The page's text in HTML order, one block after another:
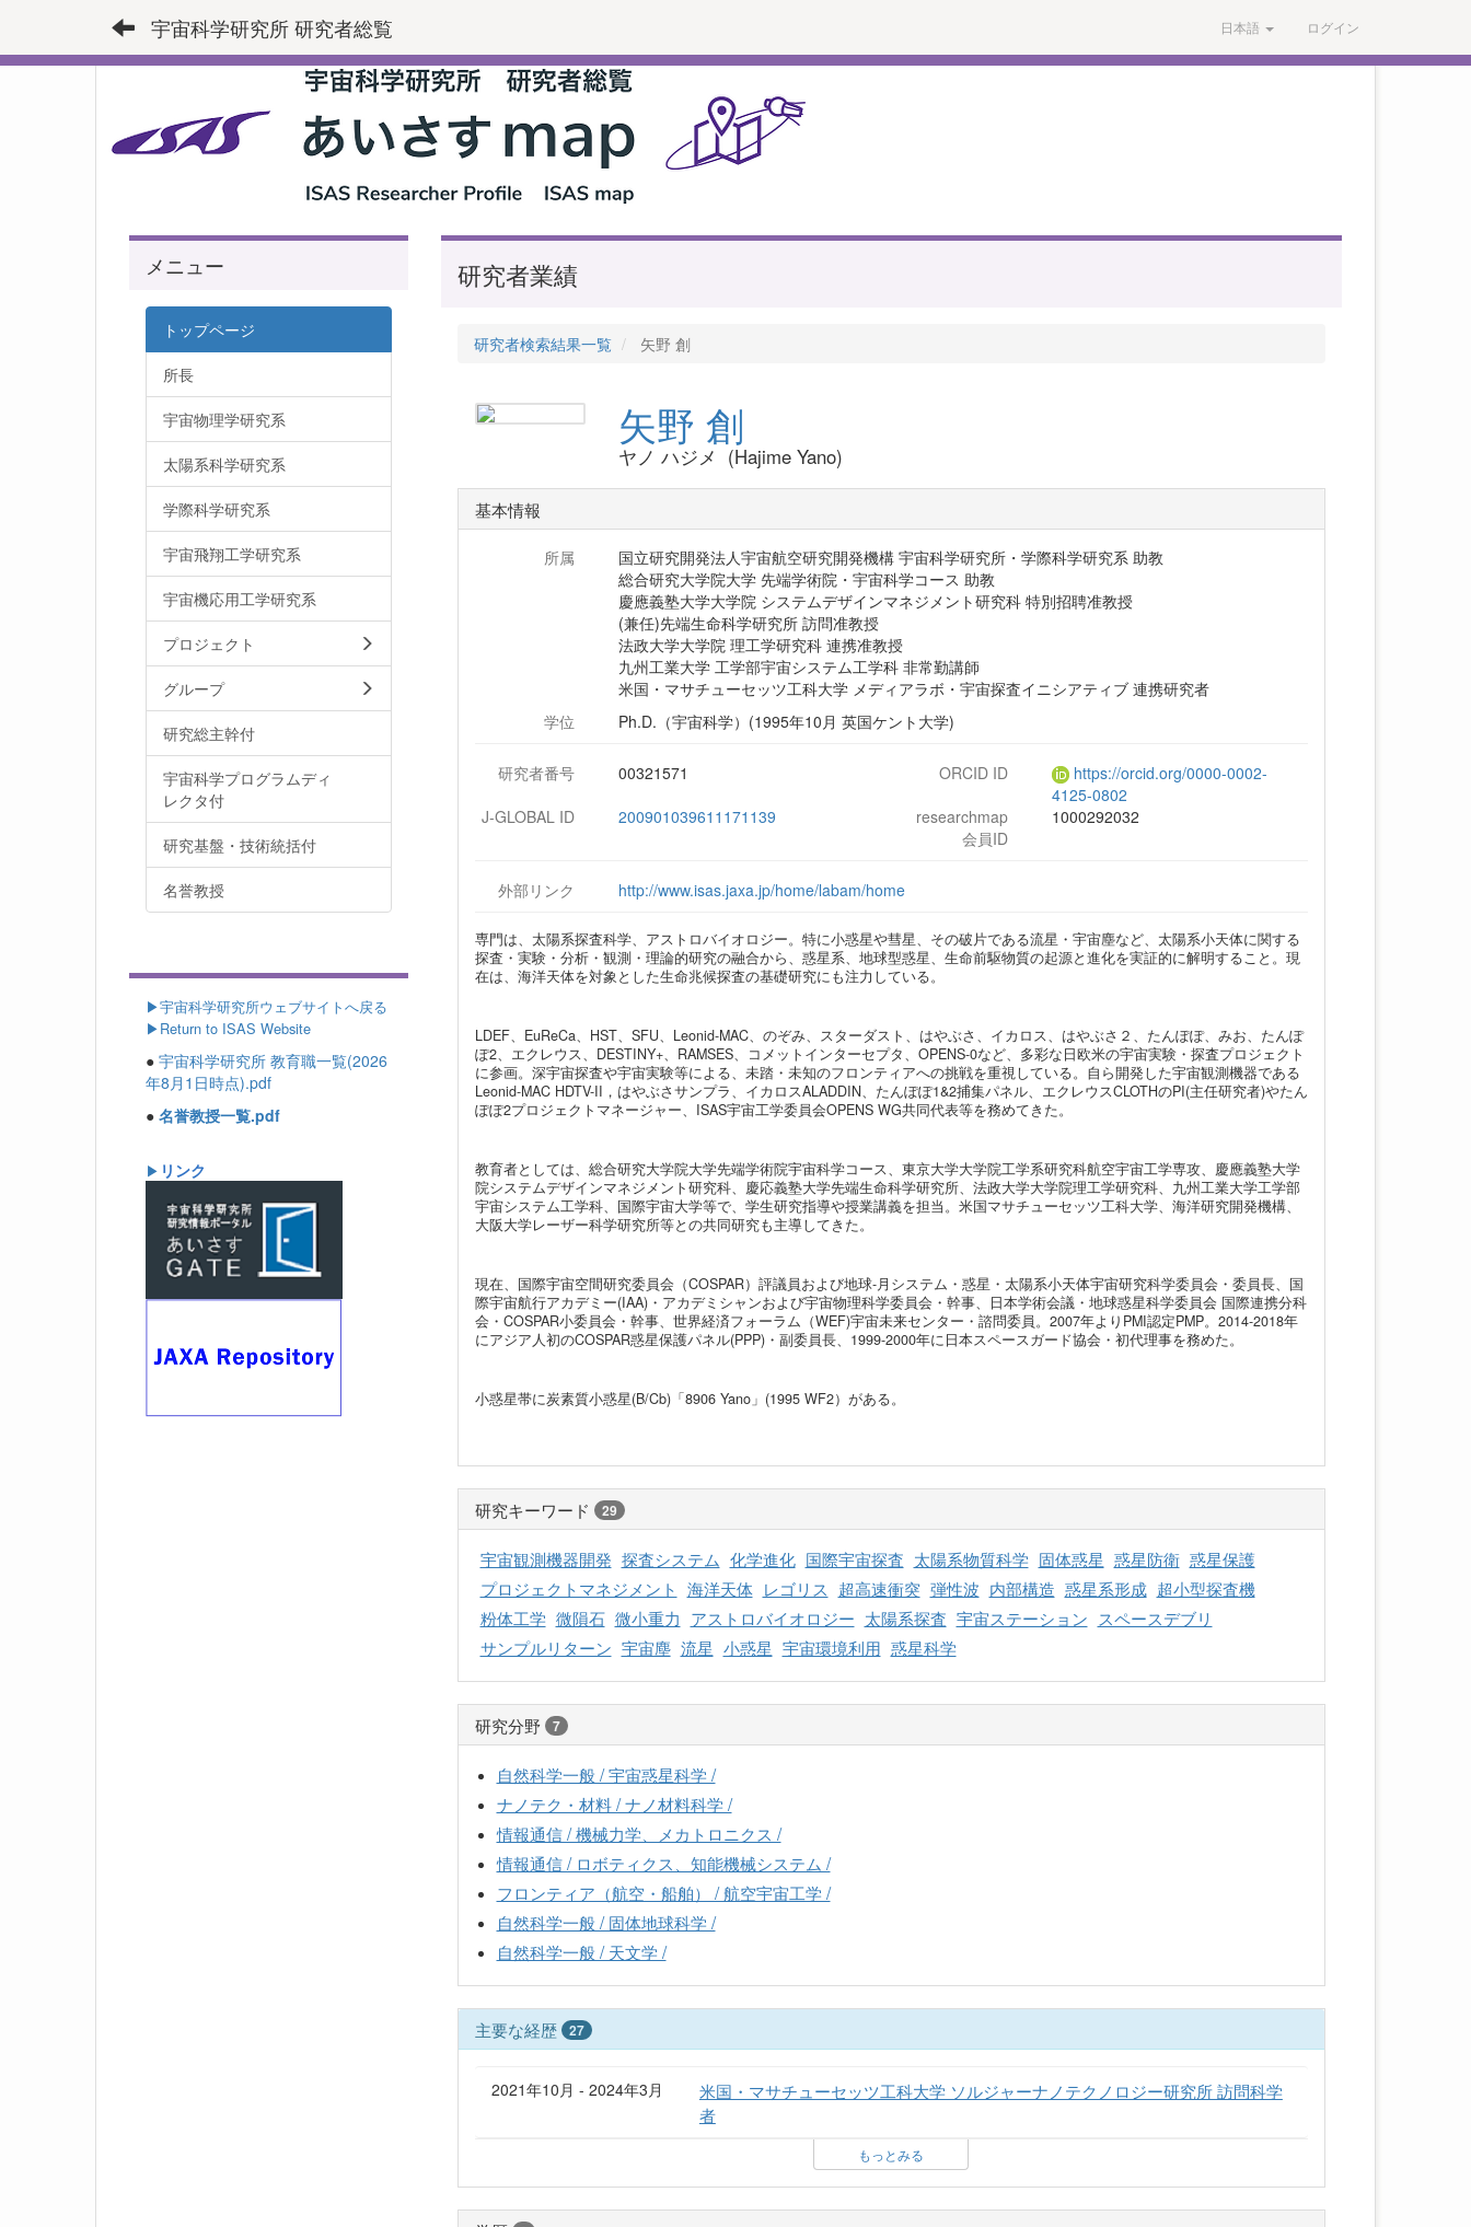
宇宙科学研究所 研究者総覧 日本語 ログイン
研究者業績
研究者検索結果一覧 矢野 創
矢野 創
ヤノ ハジメ (Hajime Yano)
基本情報
所属
国立研究開発法人宇宙航空研究開発機構 宇宙科学研究所・学際科学研究系 助教
総合研究大学院大学 先端学術院・宇宙科学コース 助教
慶應義塾大学大学院 システムデザインマネジメント研究科 特別招聘准教授
(兼任)先端生命科学研究所 訪問准教授
法政大学大学院 理工学研究科 連携准教授
九州工業大学 工学部宇宙システム工学科 非常勤講師
米国・マサチューセッツ工科大学 メディアラボ・宇宙探査イニシアティブ 連携研究者
学位
Ph.D.（宇宙科学）(1995年10月 英国ケント大学)
研究者番号 00321571 ORCID ID
https://orcid.org/0000-0002-
4125-0802
J-GLOBAL ID
200901039611171139
researchmap
会員ID
1000292032
外部リンク http://www.isas.jaxa.jp/home/labam/home
専門は、太陽系探査科学、アストロバイオロジー。特に小惑星や彗星、その破片である流星・宇宙塵など、太陽系小天体に関する
探査・実験・分析・観測・理論的研究の融合から、惑星系、地球型惑星、生命前駆物質の起源と進化を実証的に解明すること。現
在は、海洋天体を対象とした生命兆候探査の基礎研究にも注力している。
LDEF、EuReCa、HST、SFU、Leonid-MAC、のぞみ、スターダスト、はやぶさ、イカロス、はやぶさ２、たんぽぽ、みお、たんぽ
ぽ2、エクレウス、DESTINY+、RAMSES、コメットインターセプタ、OPENS-0など、多彩な日欧米の宇宙実験・探査プロジェクト
に参画。深宇宙探査や宇宙実験等による、未踏・未知のフロンティアへの挑戦を重視している。自ら開発した宇宙観測機器である
Leonid-MAC HDTV-II，はやぶさサンプラ、イカロスALADDIN、たんぽぽ1&2捕集パネル、エクレウスCLOTHのPI(主任研究者)やたん
ぽぽ2プロジェクトマネージャー、ISAS宇宙工学委員会OPENS WG共同代表等を務めてきた。
教育者としては、総合研究大学院大学先端学術院宇宙科学コース、東京大学大学院工学系研究科航空宇宙工学専攻、慶應義塾大学
院システムデザインマネジメント研究科、慶応義塾大学先端生命科学研究所、法政大学大学院理工学研究科、九州工業大学工学部
宇宙システム工学科、国際宇宙大学等で、学生研究指導や授業講義を担当。米国マサチューセッツ工科大学、海洋研究開発機構、
大阪大学レーザー科学研究所等との共同研究も主導してきた。
現在、国際宇宙空間研究委員会（COSPAR）評議員および地球-月システム・惑星・太陽系小天体宇宙研究科学委員会・委員長、国
際宇宙航行アカデミー(IAA)・アカデミシャンおよび宇宙物理科学委員会・幹事、日本学術会議・地球惑星科学委員会 国際連携分科
会・COSPAR小委員会・幹事、世界経済フォーラム（WEF)宇宙未来センター・諮問委員。2007年よりPMI認定PMP。2014-2018年
にアジア人初のCOSPAR惑星保護パネル(PPP)・副委員長、1999-2000年に日本スペースガード協会・初代理事を務めた。
小惑星帯に炭素質小惑星(B/Cb)「8906 Yano」(1995 WF2）がある。
研究キーワード 29
宇宙観測機器開発 探査システム 化学進化 国際宇宙探査 太陽系物質科学 固体惑星 惑星防衛 惑星保護
プロジェクトマネジメント 海洋天体 レゴリス 超高速衝突 弾性波 内部構造 惑星系形成 超小型探査機
粉体工学 微隕石 微小重力 アストロバイオロジー 太陽系探査 宇宙ステーション スペースデブリ
サンプルリターン 宇宙塵 流星 小惑星 宇宙環境利用 惑星科学
研究分野 7
自然科学一般 / 宇宙惑星科学 /
ナノテク・材料 / ナノ材料科学 /
情報通信 / 機械力学、メカトロニクス /
情報通信 / ロボティクス、知能機械システム /
フロンティア（航空・船舶） / 航空宇宙工学 /
自然科学一般 / 固体地球科学 /
自然科学一般 / 天文学 /
主要な経歴 27
2021年10月 - 2024年3月
米国・マサチューセッツ工科大学 ソルジャーナノテクノロジー研究所 訪問科学
者
もっとみる
メニュー
トップページ
所長
宇宙物理学研究系
太陽系科学研究系
学際科学研究系
宇宙飛翔工学研究系
宇宙機応用工学研究系
プロジェクト
グループ
研究総主幹付
宇宙科学プログラムディ
レクタ付
研究基盤・技術統括付
名誉教授
▶宇宙科学研究所ウェブサイトへ戻る
▶Return to ISAS Website
● 宇宙科学研究所 教育職一覧(2026
年8月1日時点).pdf
● 名誉教授一覧.pdf
▶ リンク